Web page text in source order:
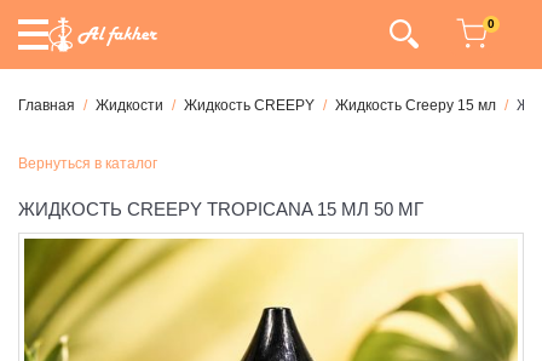
0
Главная Жидкости Жидкость CREEPY Жидкость Creepy 15 мл
Вернуться в каталог
ЖИДКОСТЬ CREEPY TROPICANA 15 МЛ 50 МГ